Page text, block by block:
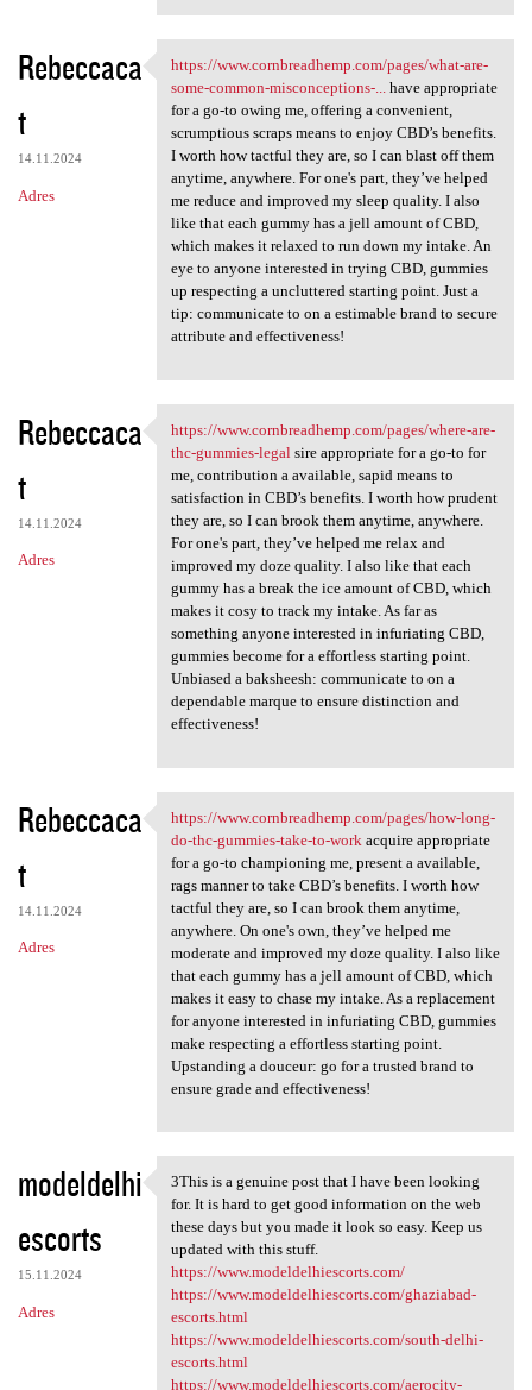
Rebeccaca
t
14.11.2024
Adres
https://www.cornbreadhemp.com
https://www.cornbreadhemp.com/pages/what-are-
some-common-misconceptions-...have appropriate
for a go-to owing me, offering a convenient,
scrumptious scraps means to enjoy CBD’s benefits.
I worth how tactful they are, so I can blast off them
anytime, anywhere. For one's part, they’ve helped
me reduce and improved my sleep quality. I also
like that each gummy has a jell amount of CBD,
which makes it relaxed to run down my intake. An
eye to anyone interested in trying CBD, gummies
up respecting a uncluttered starting point. Just a
tip: communicate to on a estimable brand to secure
attribute and effectiveness!
Rebeccaca
t
14.11.2024
Adres
https://www.cornbreadhemp.com
https://www.cornbreadhemp.com/pages/where-are-
thc-gummies-legalsire appropriate for a go-to for
me, contribution a available, sapid means to
satisfaction in CBD’s benefits. I worth how prudent
they are, so I can brook them anytime, anywhere.
For one's part, they’ve helped me relax and
improved my doze quality. I also like that each
gummy has a break the ice amount of CBD, which
makes it cosy to track my intake. As far as
something anyone interested in infuriating CBD,
gummies become for a effortless starting point.
Unbiased a baksheesh: communicate to on a
dependable marque to ensure distinction and
effectiveness!
Rebeccaca
t
14.11.2024
Adres
https://www.cornbreadhemp.com
https://www.cornbreadhemp.com/pages/how-long-
do-thc-gummies-take-to-work acquire appropriate
for a go-to championing me, present a available,
rags manner to take CBD’s benefits. I worth how
tactful they are, so I can brook them anytime,
anywhere. On one's own, they’ve helped me
moderate and improved my doze quality. I also like
that each gummy has a jell amount of CBD, which
makes it easy to chase my intake. As a replacement
for anyone interested in infuriating CBD, gummies
make respecting a effortless starting point.
Upstanding a douceur: go for a trusted brand to
ensure grade and effectiveness!
modeldelhi
escorts
15.11.2024
Adres
3This is a genuine post that
3This is a genuine post that I have been looking
for. It is hard to get good information on the web
these days but you made it look so easy. Keep us
updated with this stuff.
https://www.modeldelhiescorts.com/
https://www.modeldelhiescorts.com/ghaziabad-
escorts.html
https://www.modeldelhiescorts.com/south-delhi-
escorts.html
https://www.modeldelhiescorts.com/aerocity-